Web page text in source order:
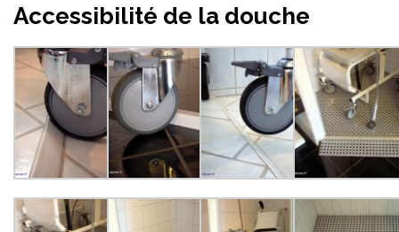
Accessibilité de la douche